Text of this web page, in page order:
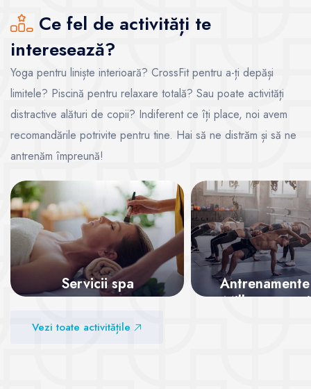
Ce fel de activități te
interesează?
Yoga pentru liniște interioară? CrossFit pentru a-ți depăși
limitele? Piscină pentru relaxare totală? Sau poate activități
distractive alături de copii? Indiferent ce îți place, noi avem
recomandările potrivite pentru tine. Hai să ne distrăm și să ne
antrenăm împreună!
Servicii spa
Vezi sălile
Mills –
Vezi toate activitățile